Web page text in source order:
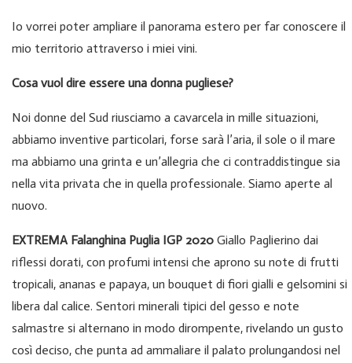
Io vorrei poter ampliare il panorama estero per far conoscere il
mio territorio attraverso i miei vini.
Cosa vuol dire essere una donna pugliese?
Noi donne del Sud riusciamo a cavarcela in mille situazioni,
abbiamo inventive particolari, forse sarà l’aria, il sole o il mare
ma abbiamo una grinta e un’allegria che ci contraddistingue sia
nella vita privata che in quella professionale. Siamo aperte al
nuovo.
EXTREMA Falanghina Puglia IGP 2020 Giallo Paglierino dai
riflessi dorati, con profumi intensi che aprono su note di frutti
tropicali, ananas e papaya, un bouquet di fiori gialli e gelsomini si
libera dal calice. Sentori minerali tipici del gesso e note
salmastre si alternano in modo dirompente, rivelando un gusto
così deciso, che punta ad ammaliare il palato prolungandosi nel